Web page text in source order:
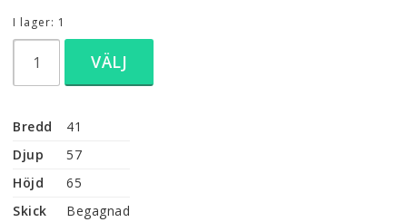
I lager: 1
VÄLJ
Bredd
41
Djup
57
Höjd
65
Skick
Begagnad